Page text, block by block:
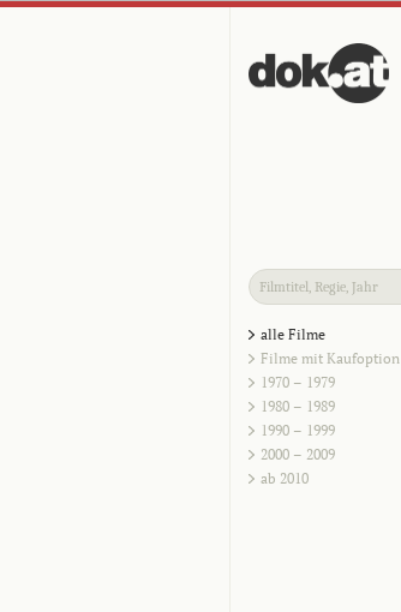
alle Filme
Filme mit Kaufoption
1970 – 1979
1980 – 1989
1990 – 1999
2000 – 2009
ab 2010